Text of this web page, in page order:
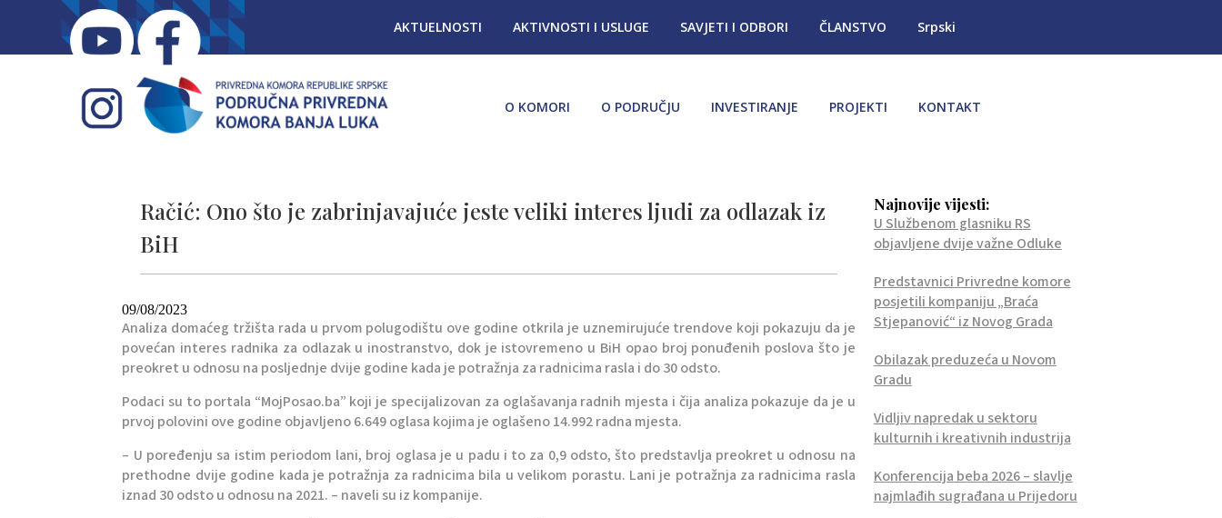
AKTUELNOSTI AKTIVNOSTI I USLUGE SAVJETI I ODBORI ČLANSTVO Srpski
O KOMORI O PODRUČJU INVESTIRANJE PROJEKTI KONTAKT
Račić: Ono što je zabrinjavajuće jeste veliki interes ljudi za odlazak iz
BiH
09/08/2023
Analiza domaćeg tržišta rada u prvom polugodištu ove godine otkrila je uznemirujuće trendove koji pokazuju da je
povećan interes radnika za odlazak u inostranstvo, dok je istovremeno u BiH opao broj ponuđenih poslova što je
preokret u odnosu na posljednje dvije godine kada je potražnja za radnicima rasla i do 30 odsto.
Podaci su to portala “MojPosao.ba” koji je specijalizovan za oglašavanja radnih mjesta i čija analiza pokazuje da je u
prvoj polovini ove godine objavljeno 6.649 oglasa kojima je oglašeno 14.992 radna mjesta.
– U poređenju sa istim periodom lani, broj oglasa je u padu i to za 0,9 odsto, što predstavlja preokret u odnosu na
prethodne dvije godine kada je potražnja za radnicima bila u velikom porastu. Lani je potražnja za radnicima rasla
iznad 30 odsto u odnosu na 2021. – naveli su iz kompanije.
Najnovije vijesti:
U Službenom glasniku RS
objavljene dvije važne Odluke
Predstavnici Privredne komore
posjetili kompaniju „Braća
Stjepanović“ iz Novog Grada
Obilazak preduzeća u Novom
Gradu
Vidljiv napredak u sektoru
kulturnih i kreativnih industrija
Konferencija beba 2026 – slavlje
najmlađih sugrađana u Prijedoru